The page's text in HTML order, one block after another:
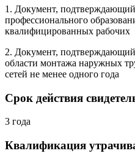
1. Документ,
профессионального
квалифицированных рабочих
2. Документ,
области монтажа наружных
сетей не менее одного года
Срок действия
3 года
Квалификация